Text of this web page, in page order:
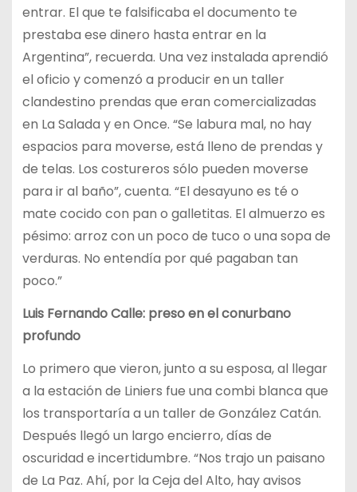
entrar. El que te falsificaba el documento te
prestaba ese dinero hasta entrar en la
Argentina”, recuerda. Una vez instalada aprendió
el oficio y comenzó a producir en un taller
clandestino prendas que eran comercializadas
en La Salada y en Once. “Se labura mal, no hay
espacios para moverse, está lleno de prendas y
de telas. Los costureros sólo pueden moverse
para ir al baño”, cuenta. “El desayuno es té o
mate cocido con pan o galletitas. El almuerzo es
pésimo: arroz con un poco de tuco o una sopa de
verduras. No entendía por qué pagaban tan
poco.”
Luis Fernando Calle: preso en el conurbano
profundo
Lo primero que vieron, junto a su esposa, al llegar
a la estación de Liniers fue una combi blanca que
los transportaría a un taller de González Catán.
Después llegó un largo encierro, días de
oscuridad e incertidumbre. “Nos trajo un paisano
de La Paz. Ahí, por la Ceja del Alto, hay avisos